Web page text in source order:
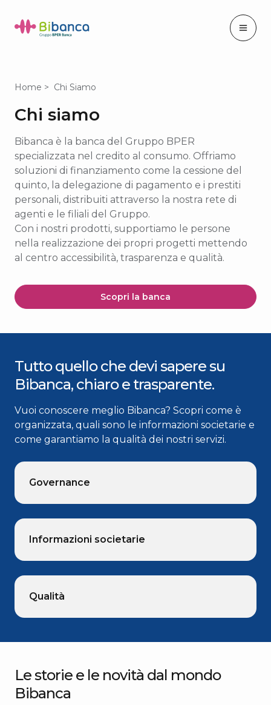
Home Chi Siamo
Chi siamo
Bibanca è la banca del Gruppo BPER
specializzata nel credito al consumo. Offriamo
soluzioni di finanziamento come la cessione del
quinto, la delegazione di pagamento e i prestiti
personali, distribuiti attraverso la nostra rete di
agenti e le filiali del Gruppo.
Con i nostri prodotti, supportiamo le persone
nella realizzazione dei propri progetti mettendo
al centro accessibilità, trasparenza e qualità.
Scopri la banca
Tutto quello che devi sapere su
Bibanca, chiaro e trasparente.
Vuoi conoscere meglio Bibanca? Scopri come è
organizzata, quali sono le informazioni societarie e
come garantiamo la qualità dei nostri servizi.
Governance
Informazioni societarie
Qualità
Le storie e le novità dal mondo
Bibanca